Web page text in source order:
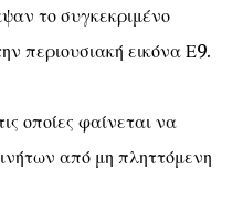
το συγκεκριμένο
περιουσιακή εικόνα Ε9.
οποίες φαίνεται να
από μη πληττόμενη